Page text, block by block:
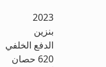
2023
بنزين
الدفع الخلفي
620 حصان